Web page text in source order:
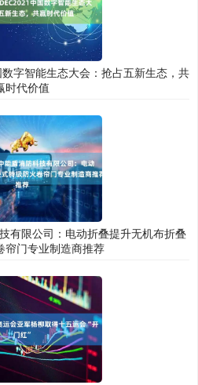
字智能生态大会：抢占五新生态，共
时代价值
有限公司：电动折叠提升无机布折叠
帘门专业制造商推荐